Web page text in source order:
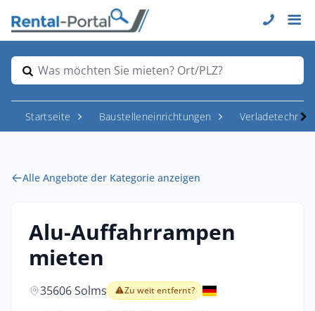
Was möchten Sie mieten? Ort/PLZ?
Startseite Baustelleneinrichtungen Verladetechnik
Alle Angebote der Kategorie anzeigen
Alu-Auffahrrampen
mieten
35606 Solms Zu weit entfernt?